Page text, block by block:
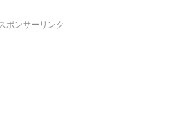
ポンサーリンク